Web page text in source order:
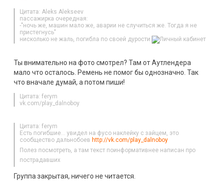
Цитата: Aleks Alekseev
пассажирка очередная:
-"ночь же, машин мало же, аварии не случиться же. Тогда я не
пристегнусь"
нисколько не жаль, погибла по своей дурости
Ты внимательно на фото смотрел? Там от Аутлендера
мало что осталось. Ремень не помог бы однозначно. Так
что вначале думай, а потом пиши!
Цитата: ferym
vk.com/play_dalnoboy
Цитата: ferym
Есть погибшие… увидел на фусо наклейку с зайцем, это
сообщество дальнобоев http://vk.com/play_dalnoboy
Полез посмотреть, а там текст поинформативнее написан про
пострадавших
Группа закрытая, ничего не читается.